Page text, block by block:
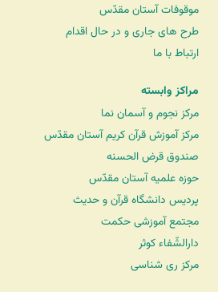
موقوفات آستان مقدّس
طرح های جاری و در حال اقدام
ارتباط با ما
مراکز وابسته
مرکز نجوم و آسمان نما
مرکز آموزش قرآن کریم آستان مقدّس
صندوق قرض الحسنه
حوزه علمیه آستان مقدّس
پردیس دانشگاه قرآن و حدیث
مجتمع آموزشی حکمت
دارالشّفاء کوثر
مرکز ری شناسی